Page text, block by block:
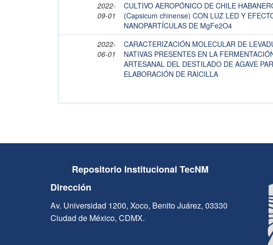
2022-
09-01
CULTIVO AEROPÓNICO DE CHILE
(Capsicum chinense) CON LUZ LED Y
NANOPARTÍCULAS DE MgFe2O4
2022-
06-01
CARACTERIZACIÓN MOLECULAR DE
NATIVAS PRESENTES EN LA
ARTESANAL DEL DESTILADO DE AGAVE
ELABORACIÓN DE RAICILLA
Repositorio Institucional TecNM
Dirección
Av. Universidad 1200, Xoco, Benito Juárez, 03330
Ciudad de México, CDMX.